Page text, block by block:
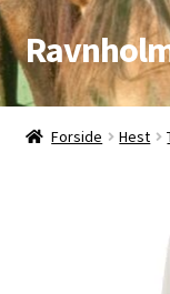
Spring
til
navigation
Spring
til
indhold
Åbningstider
Forside Hest